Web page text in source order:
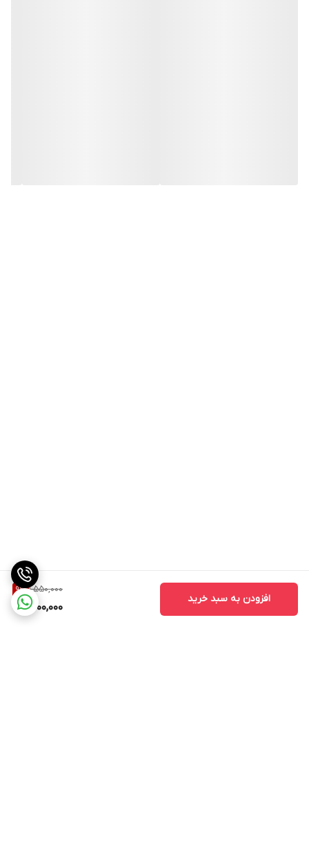
1,550,000
9%
1,400,000
افزودن به سبد خرید